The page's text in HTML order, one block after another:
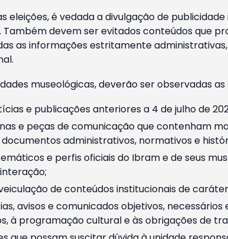
eleições, é vedada a divulgação de
devem ser evitados conteúdos que
as informações estritamente
museológicas, deverão ser observadas
e publicações anteriores a 4 de julho de
e peças de comunicação que contenham
administrativos, normativos e
e perfis oficiais do Ibram e de seus
de conteúdos institucionais de
avisos e comunicados objetivos,
à programação cultural e às obrigações de